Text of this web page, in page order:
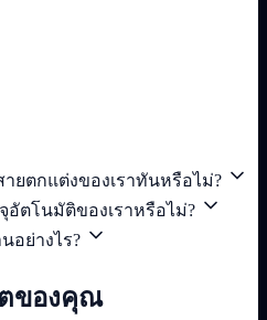
ยตกแต่งของเราทันหรือไม่?
ตโนมัติของเราหรือไม่?
อย่างไร?
ของคุณ